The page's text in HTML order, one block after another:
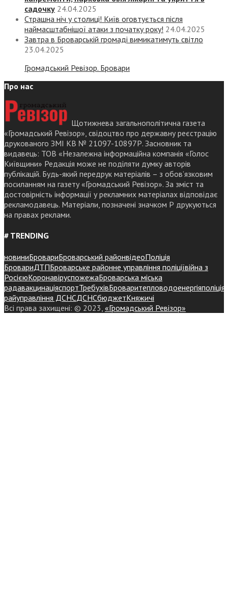
садочку 24.04.2025
Страшна ніч у столиці! Київ оговтується після
наймасштабнішої атаки з початку року! 24.04.2025
Завтра в Броварській громаді вимикатимуть світло
23.04.2025
Громадський Ревізор. Бровари
Про нас
Щотижнева загальнополітична газета
«Громадський Ревізор», свідоцтво про державну реєстрацію
друкованого ЗМІ КВ № 21097-10897Р. Засновник та
видавець: ТОВ «Незалежна інформаційна компанія «Голос
Київщини» Редакція може не поділяти думку авторів
публікацій. Будь-який передрук матеріалів – з обов’язковим
посиланням на газету «Громадський Ревізор». За зміст та
достовірність інформації у рекламних матеріалах відповідає
рекламодавець. Матеріали, позначені значком Р друкуються
на правах реклами.
# TRENDING
новиниБровариБроварський районвідеоПоліція
БровариДТПБроварське районне управління поліціївійна з
РосієюКоронавіруспожежаБроварська міська
радавакцинаціяспортТребухівБроваритепловодоенергіяполіція
райуправління ДСНСДСНСбюджетКняжичі
Всі права захищені: © 2023, «Громадський Ревізор»